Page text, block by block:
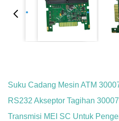
Suku Cadang Mesin ATM
RS232 Akseptor Tagihan
Transmisi MEI SC Untuk